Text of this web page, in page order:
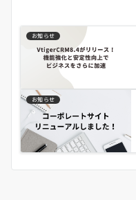
お知らせ
お知らせ